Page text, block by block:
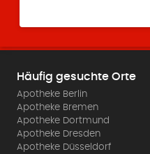
Häufig gesuchte Orte
Apotheke Berlin
Apotheke Bremen
Apotheke Dortmund
Apotheke Dresden
Apotheke Düsseldorf